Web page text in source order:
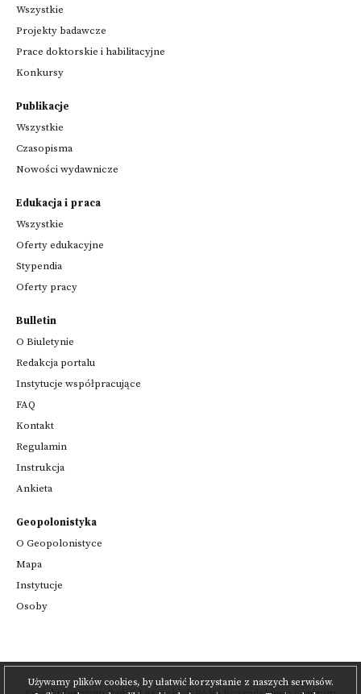
Używamy plików cookies, by ułatwić korzystanie z naszych serwisów.
Wszystkie
Projekty badawcze
Prace doktorskie i habilitacyjne
Konkursy
Publikacje
Wszystkie
Czasopisma
Nowości wydawnicze
Edukacja i praca
Wszystkie
Oferty edukacyjne
Stypendia
Oferty pracy
Bulletin
O Biuletynie
Redakcja portalu
Instytucje współpracujące
FAQ
Kontakt
Regulamin
Instrukcja
Ankieta
Geopolonistyka
O Geopolonistyce
Mapa
Instytucje
Osoby